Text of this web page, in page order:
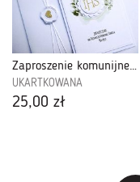
Zaproszenie komunijne w zieleni z Hostią
UKARTKOWANA
25,00 zł